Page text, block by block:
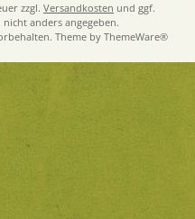
zzgl. Versandkosten und ggf.
anders angegeben.
Theme by ThemeWare®